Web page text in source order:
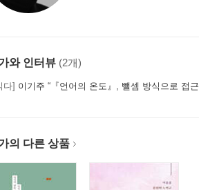
, 그리움
말은 어디에서 왔을까
에만 있는 게 아니다
수 없는 존재
없는 문장
와 인터뷰 (2개)
다] 이기주 “『언어의 온도』, 뺄셈 방식으로 접
의 다른 상품